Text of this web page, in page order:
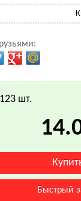
шт.